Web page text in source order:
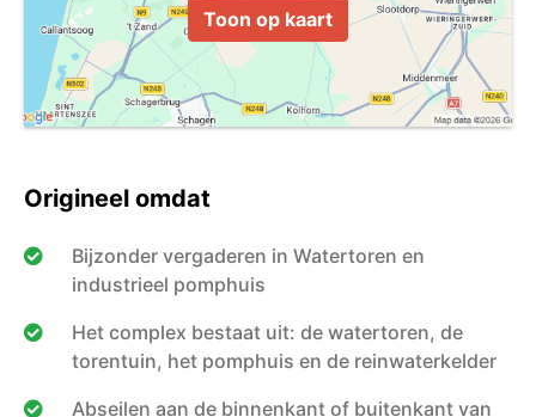
Toon op kaart
Origineel omdat
Bijzonder vergaderen in Watertoren en
industrieel pomphuis
Het complex bestaat uit: de watertoren, de
torentuin, het pomphuis en de reinwaterkelder
Abseilen aan de binnenkant of buitenkant van